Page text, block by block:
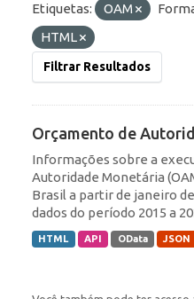
Etiquetas: OAM
HTML
Filtrar Resultados
Orçamento de
Informações sobre a
Autoridade Monetária
Brasil a partir de janeiro
dados do período 2015 a
HTML API OData JSON